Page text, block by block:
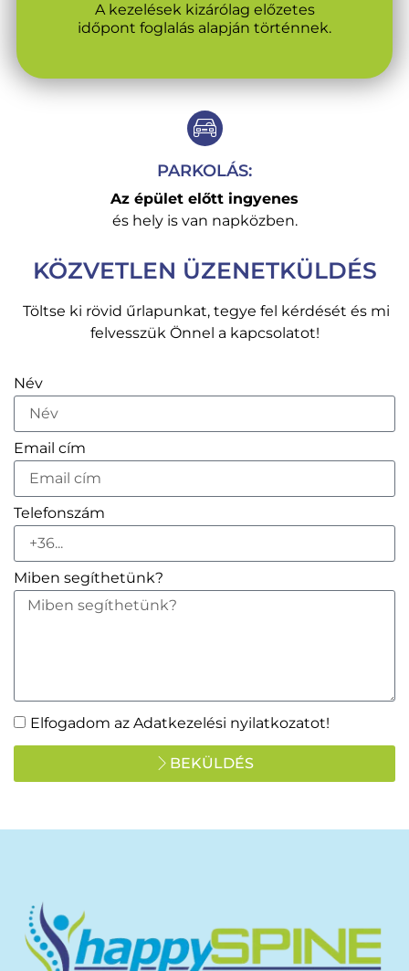
A kezelések kizárólag előzetes
időpont foglalás alapján történnek.
PARKOLÁS:
Az épület előtt ingyenes
és hely is van napközben.
KÖZVETLEN ÜZENETKÜLDÉS
Töltse ki rövid űrlapunkat, tegye fel kérdését és mi
felvesszük Önnel a kapcsolatot!
Név
Email cím
Telefonszám
Miben segíthetünk?
Elfogadom az Adatkezelési nyilatkozatot!
BEKÜLDÉS